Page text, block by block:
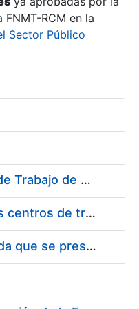
RCM en la
Sector Público
Suministro de Protectores Auditivos a medida para las personas trabajadoras de los Centros de Trabajo de Madrid y Burgos
Suministro de gafas graduadas antiproyecciones para los trabajadores de la FNMT-RCM en los centros de trabajo de Madrid y Burgos
Servicios de una empresa externa para el asesoramiento y resolución de los recursos de alzada que se presentan relacionados con procesos de selección para la FNMT-RCM